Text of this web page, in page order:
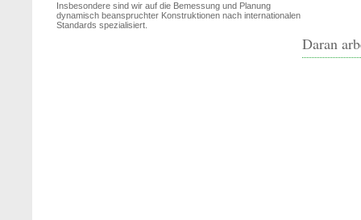
Insbesondere sind wir auf die Bemessung und Planung
dynamisch beanspruchter Konstruktionen nach internationalen
Standards spezialisiert.
Daran